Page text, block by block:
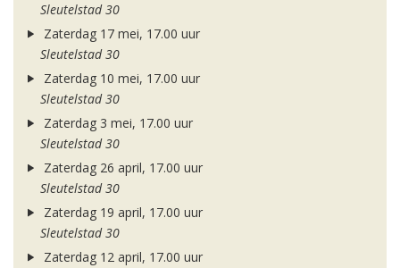
Sleutelstad 30
Zaterdag 17 mei, 17.00 uur
Sleutelstad 30
Zaterdag 10 mei, 17.00 uur
Sleutelstad 30
Zaterdag 3 mei, 17.00 uur
Sleutelstad 30
Zaterdag 26 april, 17.00 uur
Sleutelstad 30
Zaterdag 19 april, 17.00 uur
Sleutelstad 30
Zaterdag 12 april, 17.00 uur